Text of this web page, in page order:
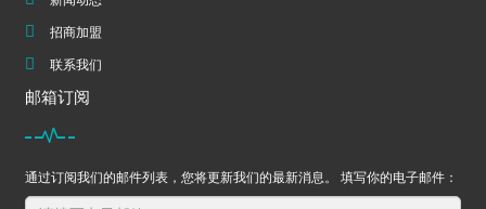
招商加盟
联系我们
邮箱订阅
通过订阅我们的邮件列表，您将更新我们的最新消息。 填写你的电子邮件：